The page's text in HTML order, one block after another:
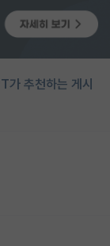
가 추천하는 게시